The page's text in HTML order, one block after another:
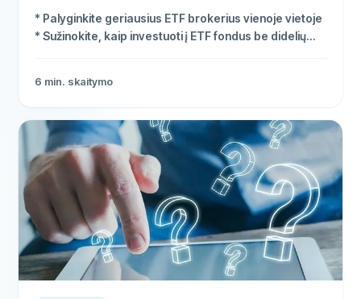
* Palyginkite geriausius ETF brokerius vienoje vietoje
* Sužinokite, kaip investuoti į ETF fondus be didelių
6 min. skaitymo